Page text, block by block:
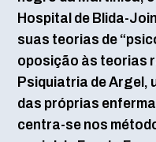
Hospital de Blida-
suas teorias de
oposição às teorias
Psiquiatria de Argel,
das próprias
centra-se nos